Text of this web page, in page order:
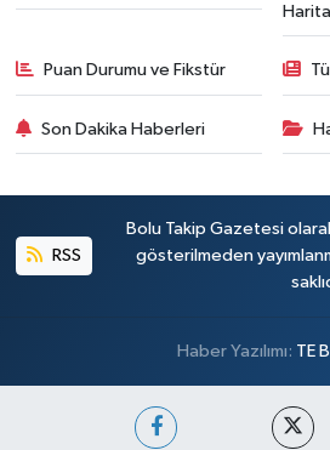
Puan Durumu ve Fikstür
Son Dakika Haberleri
RSS
Bolu Takip Gazetesi
gösterilmeden
Haber Yazılımı: TE